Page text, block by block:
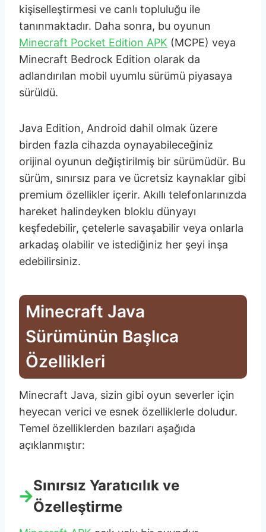
kişiselleştirmesi ve canlı topluluğu ile
tanınmaktadır. Daha sonra, bu oyunun
Minecraft Pocket Edition APK (MCPE) veya
Minecraft Bedrock Edition olarak da
adlandırılan mobil uyumlu sürümü piyasaya
sürüldü.
Java Edition, Android dahil olmak üzere
birden fazla cihazda oynayabileceğiniz
orijinal oyunun değiştirilmiş bir sürümüdür. Bu
sürüm, sınırsız para ve ücretsiz kaynaklar gibi
premium özellikler içerir. Akıllı telefonlarınızda
hareket halindeyken bloklu dünyayı
keşfedebilir, çetelerle savaşabilir veya onlarla
arkadaş olabilir ve istediğiniz her şeyi inşa
edebilirsiniz.
Minecraft Java
Sürümünün Başlıca
Özellikleri
Minecraft Java, sizin gibi oyun severler için
heyecan verici ve esnek özelliklerle doludur.
Temel özelliklerden bazıları aşağıda
açıklanmıştır:
Sınırsız Yaratıcılık ve
Özelleştirme